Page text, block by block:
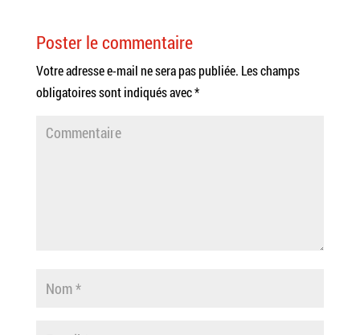
Poster le commentaire
Votre adresse e-mail ne sera pas publiée. Les champs
obligatoires sont indiqués avec*